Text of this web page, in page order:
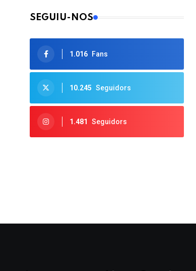
SEGUIU-NOS
1.016 Fans
10.245 Seguidors
1.481 Seguidors